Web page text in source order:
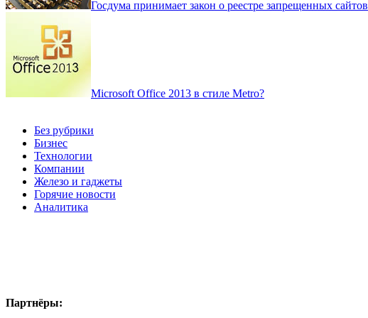
Госдума принимает закон о реестре запрещенных сайтов
Microsoft Office 2013 в стиле Metro?
Без рубрики
Бизнес
Технологии
Компании
Железо и гаджеты
Горячие новости
Аналитика
Партнёры: